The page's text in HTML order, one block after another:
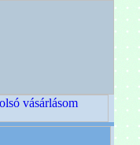
OPITEC